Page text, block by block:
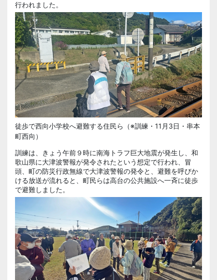
行われました。
徒歩で西向小学校へ避難する住民ら（※訓練・11月3日・串本
町西向）
訓練は、きょう午前９時に南海トラフ巨大地震が発生し、和
歌山県に大津波警報が発令されたという想定で行われ、冒
頭、町の防災行政無線で大津波警報の発令と、避難を呼びか
ける放送が流れると、町民らは高台の公共施設へ一斉に徒歩
で避難しました。